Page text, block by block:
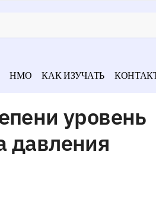
НМО КАК ИЗУЧАТЬ
уровень
давления